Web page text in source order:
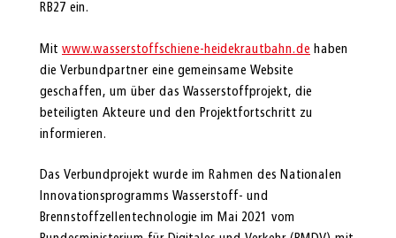
RB27 ein.
Mit www.wasserstoffschiene-heidekrautbahn.de haben
die Verbundpartner eine gemeinsame Website
geschaffen, um über das Wasserstoffprojekt, die
beteiligten Akteure und den Projektfortschritt zu
informieren.
Das Verbundprojekt wurde im Rahmen des Nationalen
Innovationsprogramms Wasserstoff- und
Brennstoffzellentechnologie im Mai 2021 vom